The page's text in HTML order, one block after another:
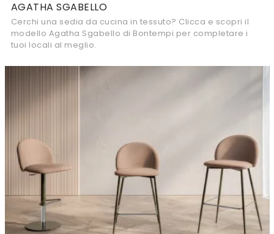
AGATHA SGABELLO
Cerchi una sedia da cucina in tessuto? Clicca e scopri il
modello Agatha Sgabello di Bontempi per completare i
tuoi locali al meglio.